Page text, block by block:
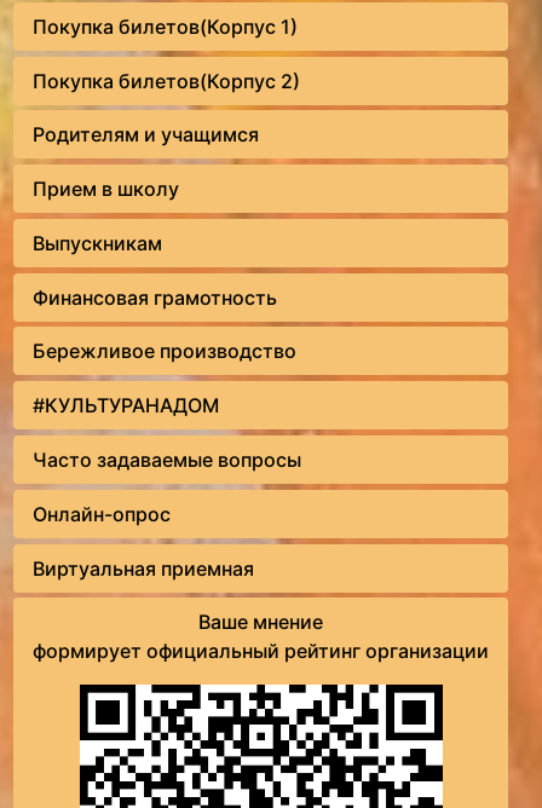
Покупка билетов(Корпус 1)
Покупка билетов(Корпус 2)
Родителям и учащимся
Прием в школу
Выпускникам
Финансовая грамотность
Бережливое производство
#КУЛЬТУРАНАДОМ
Часто задаваемые вопросы
Онлайн-опрос
Виртуальная приемная
Ваше мнение
формирует официальный рейтинг организации